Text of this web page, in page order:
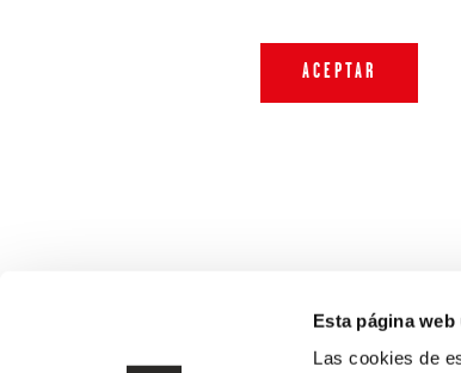
Esta página
Las cookies de